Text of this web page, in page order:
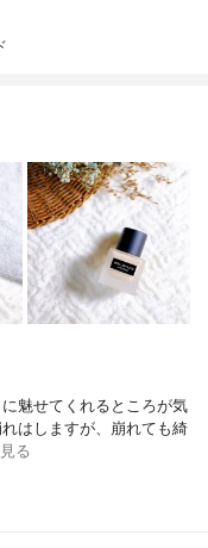
魅せてくれるところが気
はしますが、崩れても綺
る